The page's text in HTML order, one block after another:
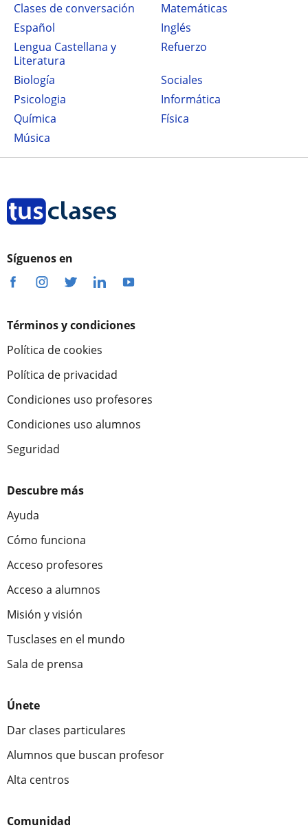
Clases de conversación
Matemáticas
Español
Inglés
Lengua Castellana y
Literatura
Refuerzo
Biología
Sociales
Psicologia
Informática
Química
Física
Música
Síguenos en
Términos y condiciones
Política de cookies
Política de privacidad
Condiciones uso profesores
Condiciones uso alumnos
Seguridad
Descubre más
Ayuda
Cómo funciona
Acceso profesores
Acceso a alumnos
Misión y visión
Tusclases en el mundo
Sala de prensa
Únete
Dar clases particulares
Alumnos que buscan profesor
Alta centros
Comunidad